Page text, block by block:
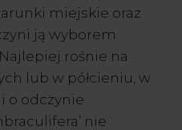
miejskie oraz
ją wyborem
rośnie na
lub w półcieniu, w
o odczynie
nie